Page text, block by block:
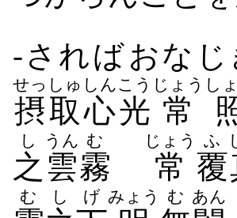
-されば​おなじ
摂取
せっしゅ
心光
しんこう
常
じょう し
之
し
雲
うん
霧
む
常
じょう
覆
ふ
む し げ みょう む あん